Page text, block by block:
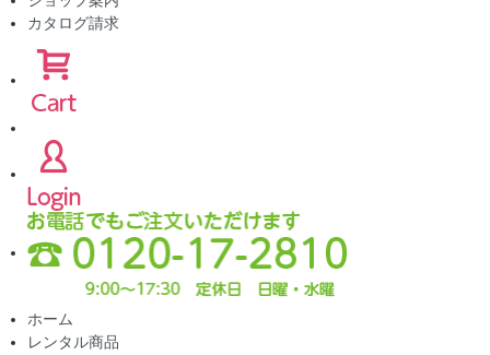
カタログ請求
ホーム
レンタル商品